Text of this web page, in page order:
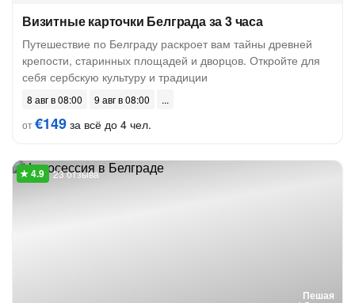
Визитные карточки Белграда за 3 часа
Путешествие по Белграду раскроет вам тайны древней
крепости, старинных площадей и дворцов. Откройте для
себя сербскую культуру и традиции
8 авг в 08:00
9 авг в 08:00
от€149 за всё до 4 чел.
Пешая
23 отзыва